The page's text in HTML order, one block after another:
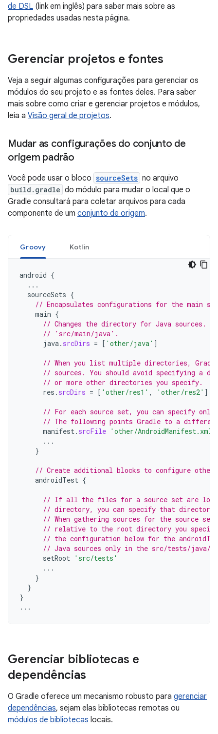
de DSL (link em inglês) para saber mais sobre as
propriedades usadas nesta página.
Gerenciar projetos e fontes
Veja a seguir algumas configurações para gerenciar os
módulos do seu projeto e as fontes deles. Para saber
mais sobre como criar e gerenciar projetos e módulos,
leia a Visão geral de projetos.
Mudar as configurações do conjunto de
origem padrão
Você pode usar o bloco sourceSets no arquivo
build.gradle do módulo para mudar o local que o
Gradle consultará para coletar arquivos para cada
componente de um conjunto de origem.
Groovy Kotlin
android {
...
sourceSets {
// Encapsulates configurations for the main
main {
// Changes the directory for Java sources.
// 'src/main/java'.
java. srcDirs = [ 'other/java' ]
// When you list multiple directories,
// sources. You should avoid specifying a
// or more other directories you specify.
res . srcDirs = [ 'other/res1' , 'other/res2' ]
// For each source set, you can specify only
// The following points Gradle to a
manifest. srcFile 'other/AndroidManifest.xml'
...
}
// Create additional blocks to configure other
androidTest {
// If all the files for a source set are
// directory, you can specify that directory
// When gathering sources for the source
// relative to the root directory you
// the configuration below for the
// Java sources only in the src/tests/java/
setRoot 'src/tests'
...
}
}
}
...
Gerenciar bibliotecas e
dependências
O Gradle oferece um mecanismo robusto para gerenciar
dependências, sejam elas bibliotecas remotas ou
módulos de bibliotecas locais.